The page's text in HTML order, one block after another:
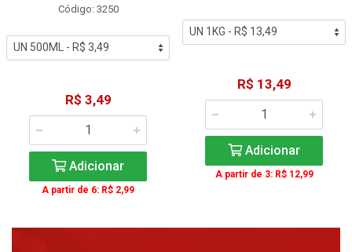
Código: 3250
R$ 3,49
Adicionar
A partir de 6: R$ 2,99
R$ 13,49
Adicionar
A partir de 3: R$ 12,99